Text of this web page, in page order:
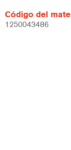
Código del
1250043486